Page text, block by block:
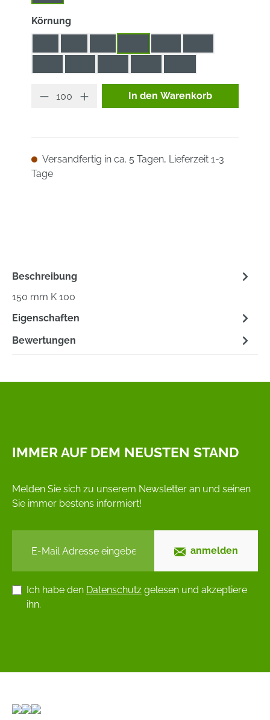
Körnungauswählen
Produkt Anzahl: Gib den
In den Warenkorb
Versandfertig in ca. 5 Tagen, Lieferzeit 1-3
Tage
Beschreibung
150 mm K 100
Eigenschaften
Bewertungen
IMMER AUF DEM NEUSTEN STAND
Melden Sie sich zu unserem Newsletter an und seinen
Sie immer bestens informiert!
anmelden
Ich habe den Datenschutz gelesen und akzeptiere
ihn.